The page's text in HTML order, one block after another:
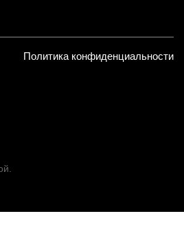
Политика конфиденциальности